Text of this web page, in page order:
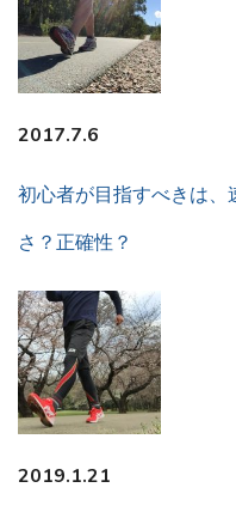
2017.7.6
初心者が目指すべきは、
さ？正確性？
2019.1.21